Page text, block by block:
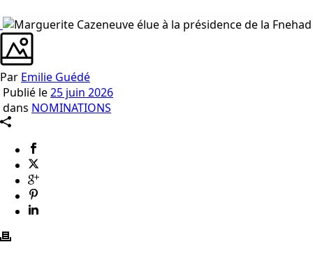
Par Emilie Guédé
Publié le25 juin 2026
dans NOMINATIONS